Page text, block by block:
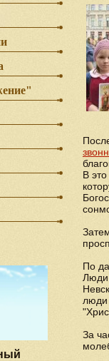
В
По
Люди
люди
За